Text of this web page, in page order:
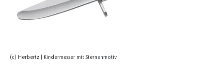
(c) Herbertz | Kindermesser mit Sternenmotiv